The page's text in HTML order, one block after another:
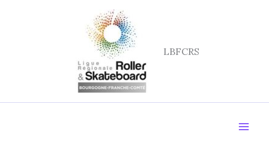
LBFCRS